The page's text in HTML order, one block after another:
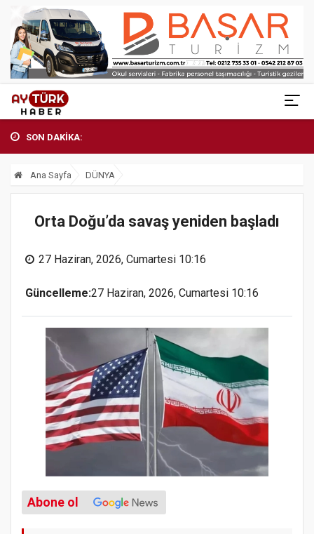
SON DAKİKA:
Ana Sayfa DÜNYA
Orta Doğu’da savaş yeniden başladı
27 Haziran, 2026, Cumartesi 10:16
Güncelleme:27 Haziran, 2026, Cumartesi 10:16
Abone ol